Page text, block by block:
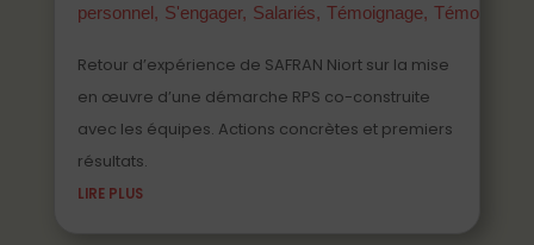
personnel
S'engager Salariés Témoignage Témoigner
Retour d’expérience de SAFRAN Niort sur la mise
en œuvre d’une démarche RPS co-construite
avec les équipes. Actions concrètes et premiers
résultats.
LIRE PLUS